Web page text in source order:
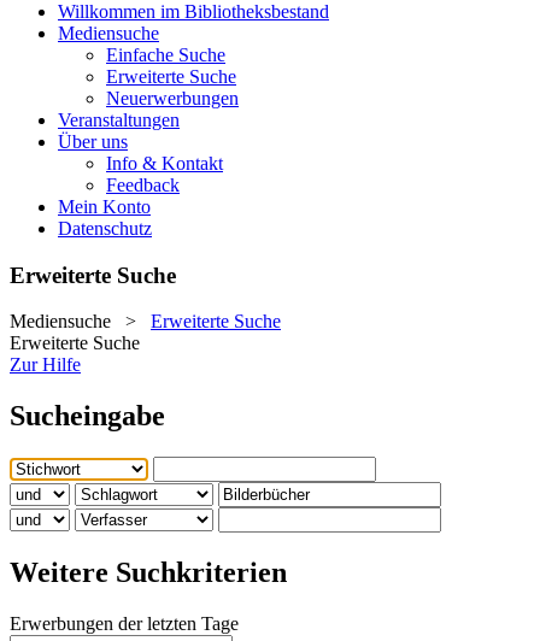
Willkommen im Bibliotheksbestand
Mediensuche
Einfache Suche
Erweiterte Suche
Neuerwerbungen
Veranstaltungen
Über uns
Info & Kontakt
Feedback
Mein Konto
Datenschutz
Erweiterte Suche
Mediensuche > Erweiterte Suche
Erweiterte Suche
Zur Hilfe
Sucheingabe
Weitere Suchkriterien
Erwerbungen der letzten Tage